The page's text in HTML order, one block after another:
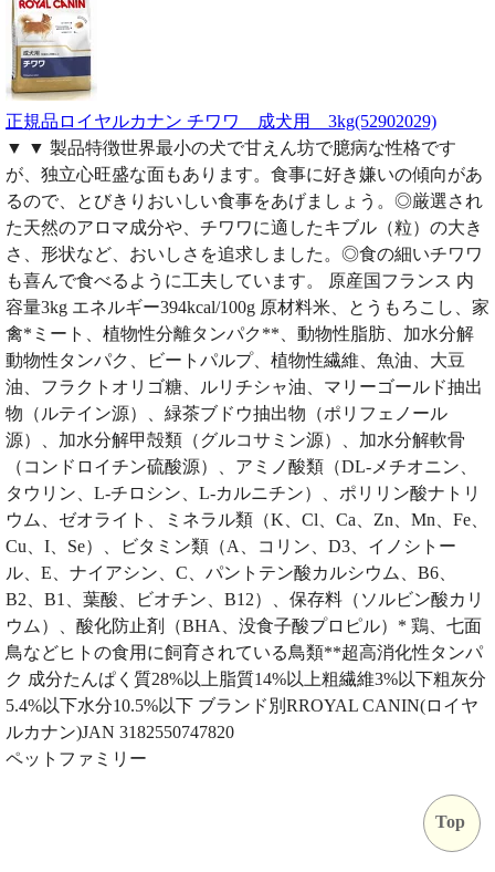
正規品ロイヤルカナン チワワ 成犬用 3kg(52902029)
▼ ▼ 製品特徴世界最小の犬で甘えん坊で臆病な性格です
が、独立心旺盛な面もあります。食事に好き嫌いの傾向があ
るので、とびきりおいしい食事をあげましょう。◎厳選され
た天然のアロマ成分や、チワワに適したキブル（粒）の大き
さ、形状など、おいしさを追求しました。◎食の細いチワワ
も喜んで食べるように工夫しています。 原産国フランス 内
容量3kg エネルギー394kcal/100g 原材料米、とうもろこし、家
禽*ミート、植物性分離タンパク**、動物性脂肪、加水分解
動物性タンパク、ビートパルプ、植物性繊維、魚油、大豆
油、フラクトオリゴ糖、ルリチシャ油、マリーゴールド抽出
物（ルテイン源）、緑茶ブドウ抽出物（ポリフェノール
源）、加水分解甲殻類（グルコサミン源）、加水分解軟骨
（コンドロイチン硫酸源）、アミノ酸類（DL-メチオニン、
タウリン、L-チロシン、L-カルニチン）、ポリリン酸ナトリ
ウム、ゼオライト、ミネラル類（K、Cl、Ca、Zn、Mn、Fe、
Cu、I、Se）、ビタミン類（A、コリン、D3、イノシトー
ル、E、ナイアシン、C、パントテン酸カルシウム、B6、
B2、B1、葉酸、ビオチン、B12）、保存料（ソルビン酸カリ
ウム）、酸化防止剤（BHA、没食子酸プロピル）* 鶏、七面
鳥などヒトの食用に飼育されている鳥類**超高消化性タンパ
ク 成分たんぱく質28%以上脂質14%以上粗繊維3%以下粗灰分
5.4%以下水分10.5%以下 ブランド別RROYAL CANIN(ロイヤ
ルカナン)JAN 3182550747820
ペットファミリー
Top